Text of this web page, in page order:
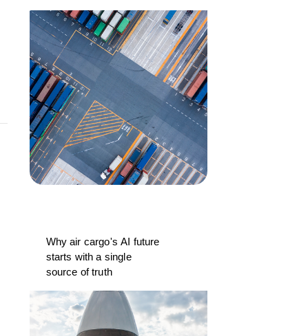
Why air cargo's AI future
starts with a single
source of truth